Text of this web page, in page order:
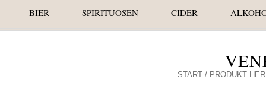
BIER SPIRITUOSEN CIDER
START / PRODUKT